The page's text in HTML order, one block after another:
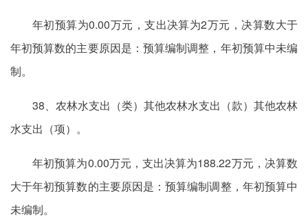
年初预算为0.00万元，支出决算为2万元，决算数大于
年初预算数的主要原因是：预算编制调整，年初预算中未编
制。
38、农林水支出（类）其他农林水支出（款）其他农林
水支出（项）。
年初预算为0.00万元，支出决算为188.22万元，决算数
大于年初预算数的主要原因是：预算编制调整，年初预算中
未编制。